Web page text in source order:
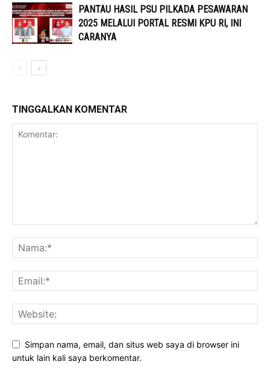
PANTAU HASIL PSU PILKADA PESAWARAN
2025 MELALUI PORTAL RESMI KPU RI, INI
CARANYA
TINGGALKAN KOMENTAR
Simpan nama, email, dan situs web saya di browser ini
untuk lain kali saya berkomentar.